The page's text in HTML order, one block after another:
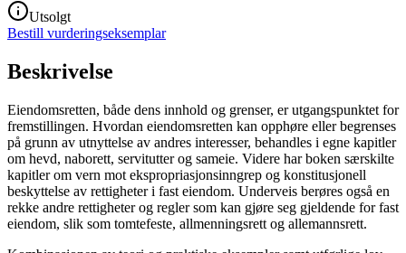
Utsolgt
Bestill vurderingseksemplar
Beskrivelse
Eiendomsretten, både dens innhold og grenser, er utgangspunktet for
fremstillingen. Hvordan eiendomsretten kan opphøre eller begrenses
på grunn av utnyttelse av andres interesser, behandles i egne kapitler
om hevd, naborett, servitutter og sameie. Videre har boken særskilte
kapitler om vern mot ekspropriasjonsinngrep og konstitusjonell
beskyttelse av rettigheter i fast eiendom. Underveis berøres også en
rekke andre rettigheter og regler som kan gjøre seg gjeldende for fast
eiendom, slik som tomtefeste, allmenningsrett og allemannsrett.